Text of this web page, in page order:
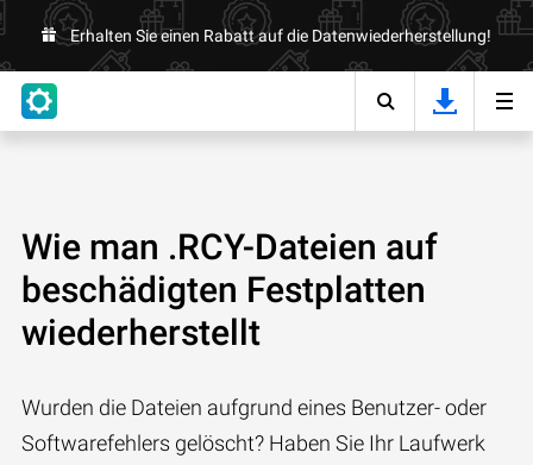
Erhalten Sie einen Rabatt auf die Datenwiederherstellung!
Wie man .RCY-Dateien auf
beschädigten Festplatten
wiederherstellt
Wurden die Dateien aufgrund eines Benutzer- oder
Softwarefehlers gelöscht? Haben Sie Ihr Laufwerk